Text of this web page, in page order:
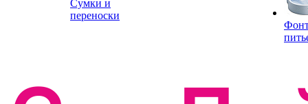
Сумки и
переноски